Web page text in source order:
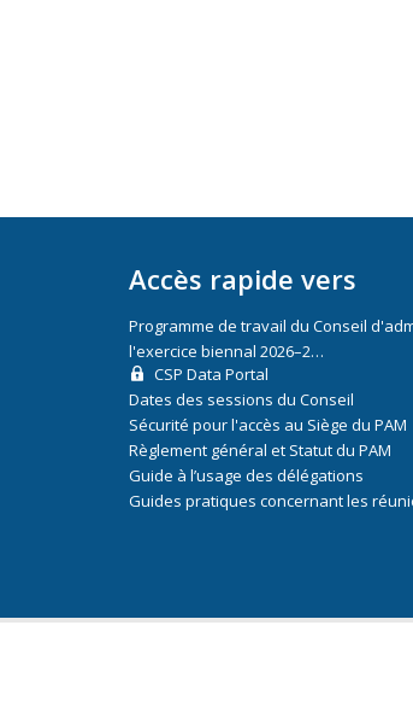
Accès rapide vers
Programme de travail du Conseil
l'exercice biennal 2026–2…
CSP Data Portal
Dates des sessions du Conseil
Sécurité pour l'accès au Siège du PAM
Règlement général et Statut du PAM
Guide à l’usage des délégations
Guides pratiques concernant les